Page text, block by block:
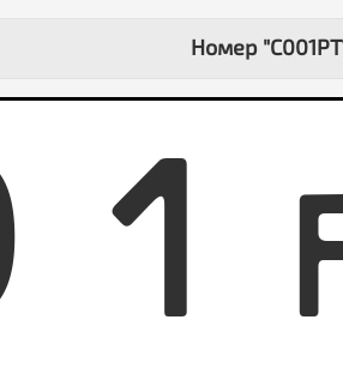
Номер
1